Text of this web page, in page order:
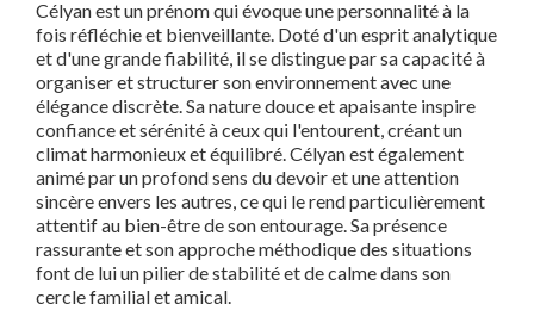
Célyan est un prénom qui évoque une personnalité à la
fois réfléchie et bienveillante. Doté d'un esprit analytique
et d'une grande fiabilité, il se distingue par sa capacité à
organiser et structurer son environnement avec une
élégance discrète. Sa nature douce et apaisante inspire
confiance et sérénité à ceux qui l'entourent, créant un
climat harmonieux et équilibré. Célyan est également
animé par un profond sens du devoir et une attention
sincère envers les autres, ce qui le rend particulièrement
attentif au bien-être de son entourage. Sa présence
rassurante et son approche méthodique des situations
font de lui un pilier de stabilité et de calme dans son
cercle familial et amical.